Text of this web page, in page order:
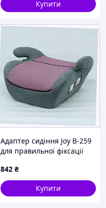
Купити
Адаптер сидіння Joy B-259
для правильної фіксації
H9004M053H
842 ₴
Купити